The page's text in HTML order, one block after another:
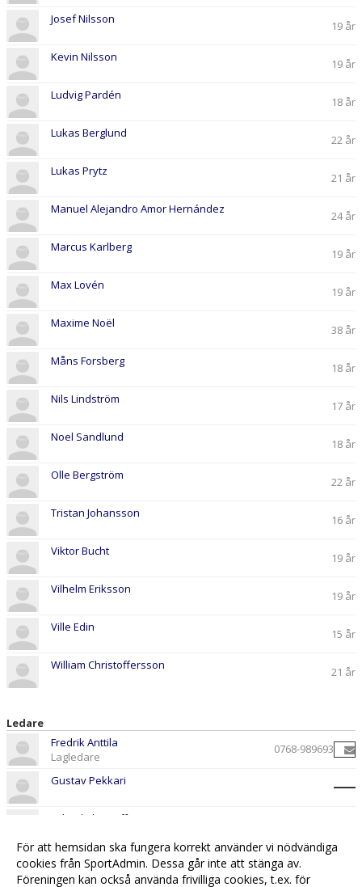
Josef Nilsson 19 år
Kevin Nilsson 19 år
Ludvig Pardén 18 år
Lukas Berglund 22 år
Lukas Prytz 21 år
Manuel Alejandro Amor Hernández 24 år
Marcus Karlberg 19 år
Max Lovén 19 år
Maxime Noël 38 år
Måns Forsberg 18 år
Nils Lindström 17 år
Noel Sandlund 18 år
Olle Bergström 22 år
Tristan Johansson 16 år
Viktor Bucht 19 år
Vilhelm Eriksson 19 år
Ville Edin 15 år
William Christoffersson 21 år
Ledare
Fredrik Anttila
Lagledare
0768-989693
Gustav Pekkari
Mikael Christoffersson
William Westbom
För att hemsidan ska fungera korrekt använder vi nödvändiga
cookies från SportAdmin. Dessa går inte att stänga av.
Föreningen kan också använda frivilliga cookies, t.ex. för